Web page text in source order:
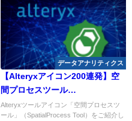
データアナリティクス
【Alteryxアイコン200連発】空
間プロセスツール
（SpatialProcess Tool）
Alteryxツールアイコン「空間プロセスツ
ール」（SpatialProcess Tool）をご紹介し